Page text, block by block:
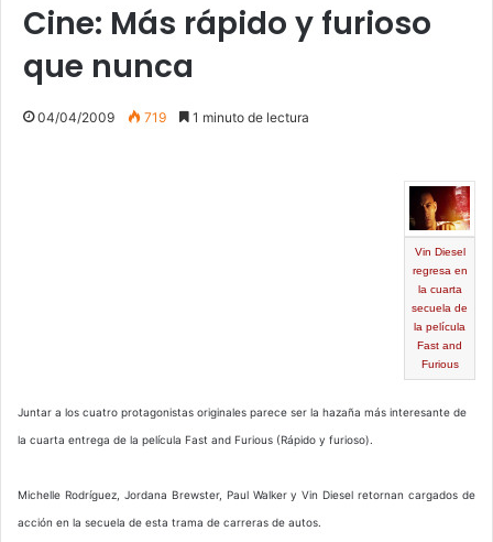
Cine: Más rápido y furioso
que nunca
04/04/2009 719 1 minuto de lectura
Vin Diesel
regresa en
la cuarta
secuela de
la película
Fast and
Furious
Juntar a los cuatro protagonistas originales parece ser la hazaña más interesante de
la cuarta entrega de la película Fast and Furious (Rápido y furioso).
Michelle Rodríguez, Jordana Brewster, Paul Walker y Vin Diesel retornan cargados de
acción en la secuela de esta trama de carreras de autos.